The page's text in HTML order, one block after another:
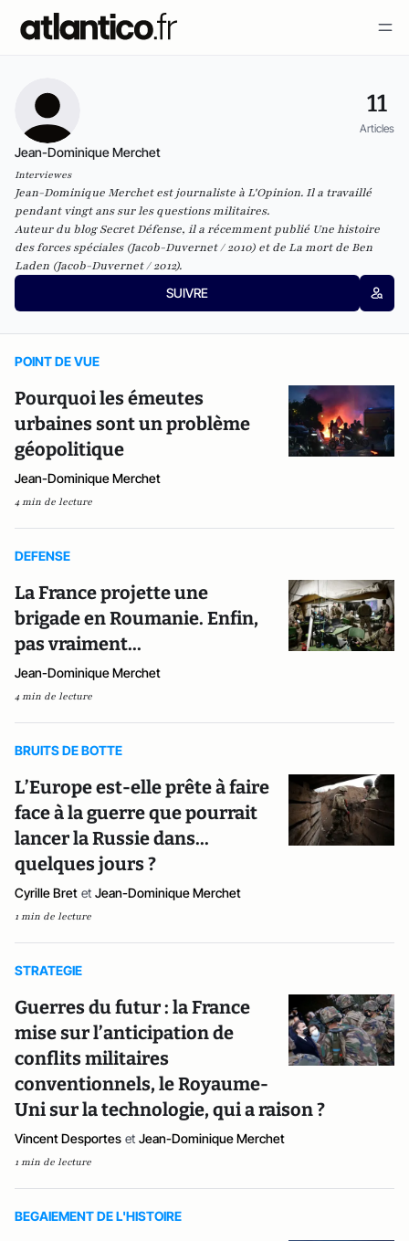
11
Articles
Jean-Dominique Merchet
Interviewes
Jean-Dominique Merchet est journaliste àL'Opinion. Il a travaillé
pendant vingt ans sur les questions militaires.
Auteur du blogSecret Défense, il a récemment publié Une histoire
des forces spéciales(Jacob-Duvernet / 2010) et deLa mort de Ben
Laden (Jacob-Duvernet / 2012).
SUIVRE
POINT DE VUE
Pourquoi les émeutes
urbaines sont un problème
géopolitique
Jean-Dominique Merchet
4 min de lecture
DEFENSE
La France projette une
brigade en Roumanie. Enfin,
pas vraiment...
Jean-Dominique Merchet
4 min de lecture
BRUITS DE BOTTE
L’Europe est-elle prête à faire
face à la guerre que pourrait
lancer la Russie dans...
quelques jours ?
Cyrille Bret et Jean-Dominique Merchet
1 min de lecture
STRATEGIE
Guerres du futur : la France
mise sur l’anticipation de
conflits militaires
conventionnels, le Royaume-
Uni sur la technologie, qui a raison ?
Vincent Desportes et Jean-Dominique Merchet
1 min de lecture
BEGAIEMENT DE L'HISTOIRE